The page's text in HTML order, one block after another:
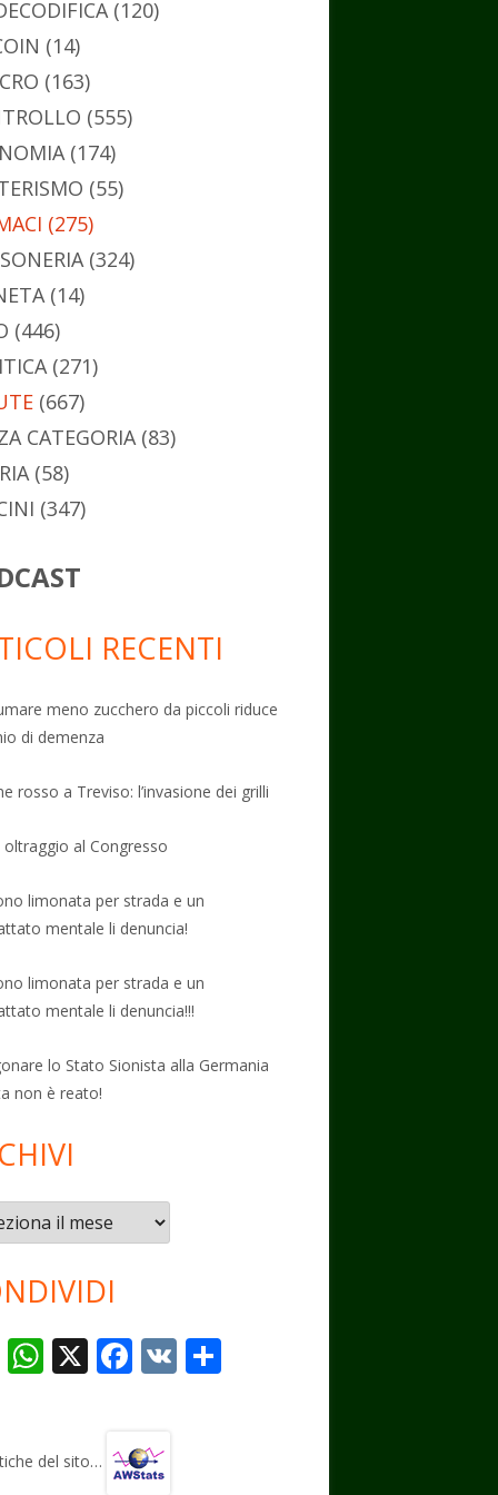
(120)
(14)
(163)
(555)
(174)
(55)
(275)
(324)
(14)
(446)
(271)
(667)
CATEGORIA(83)
(58)
(347)
RECENTI
meno zucchero da piccoli riduce
di demenza
rosso a Treviso: l’invasione dei grilli
oltraggio al Congresso
limonata per strada e un
mentale li denuncia!
limonata per strada e un
mentale li denuncia!!!
lo Stato Sionista alla Germania
non è reato!
T
gr
W
s
X F
b
V
del sito…